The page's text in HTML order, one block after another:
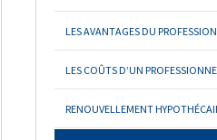
LES AVANTAGES DU
LES COÛTS D’UN
RENOUVELLEMENT